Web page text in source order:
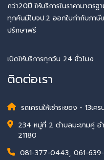
กว่า20ปี ให้บริการในราคามาต
ทุกคันมีใบจป.2 ออกใบกำกับภาษีแ
ปรึกษาฟรี
เปิดให้บริการทุกวัน 24 ชั่วโมง
ติดต่อเรา
รถเครนให้เช่าระยอง - 13เคร
234 หมู่ที่ 2 ตำบลมะขามคู่
21180
081-377-0443, 061-